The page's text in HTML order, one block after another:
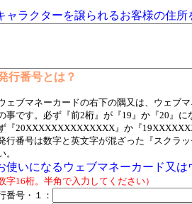
ャラクターを譲られるお客様の住所
行番号とは？
ェブマネーカードの右下の隅又は、ウェブ
事です。必ず『前2桁』が『19』か『20』
『20XXXXXXXXXXXXXX』か『
行番号は数字と英文字が混ざった『スクラ
。
使いになるウェブマネーカード又
数字16桁。半角で入力してください）
番号・１：